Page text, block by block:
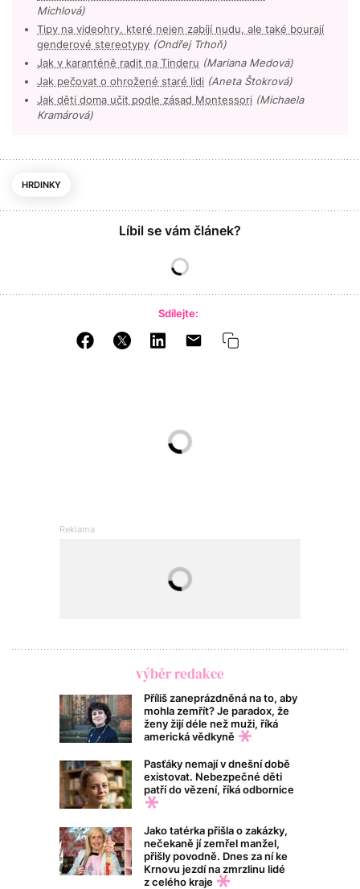
Michlová)
Tipy na videohry, které nejen zabíjí nudu, ale také bourají
genderové stereotypy (Ondřej Trhoň)
Jak v karanténě radit na Tinderu (Mariana Medová)
Jak pečovat o ohrožené staré lidi (Aneta Štokrová)
Jak děti doma učit podle zásad Montessori (Michaela
Kramárová)
HRDINKY
Líbil se vám článek?
Sdílejte:
výběr redakce
Příliš zaneprázdněná na to, aby
mohla zemřít? Je paradox, že
ženy žijí déle než muži, říká
americká vědkyně
Pasťáky nemají v dnešní době
existovat. Nebezpečné děti
patří do vězení, říká odbornice
Jako tatérka přišla o zakázky,
nečekaně jí zemřel manžel,
přišly povodně. Dnes za ní ke
Krnovu jezdí na zmrzlinu lidé
z celého kraje